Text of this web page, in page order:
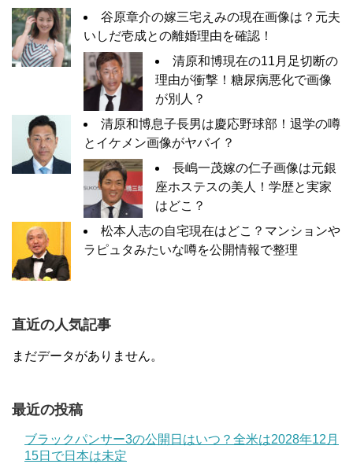
谷原章介の嫁三宅えみの現在画像は？元夫
いしだ壱成との離婚理由を確認！
清原和博現在の11月足切断の
理由が衝撃！糖尿病悪化で画像
が別人？
清原和博息子長男は慶応野球部！退学の噂
とイケメン画像がヤバイ？
長嶋一茂嫁の仁子画像は元銀
座ホステスの美人！学歴と実家
はどこ？
松本人志の自宅現在はどこ？マンションや
ラピュタみたいな噂を公開情報で整理
直近の人気記事
まだデータがありません。
最近の投稿
ブラックパンサー3の公開日はいつ？全米は2028年12月
15日で日本は未定